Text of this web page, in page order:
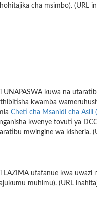
cha msimbo). (URL
UNAPASWA kuwa na
kwamba
Cheti cha Msanidi cha Asili
kwenye tovuti ya
mwingine wa kisheria.
LAZIMA ufafanue kwa uwazi
muhimu). (URL